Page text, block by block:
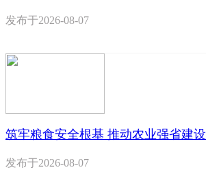
发布于2026-08-07
筑牢粮食安全根基 推动农业强省建设
发布于2026-08-07